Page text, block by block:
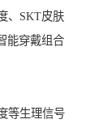
、SKT皮肤
能穿戴组合
等生理信号